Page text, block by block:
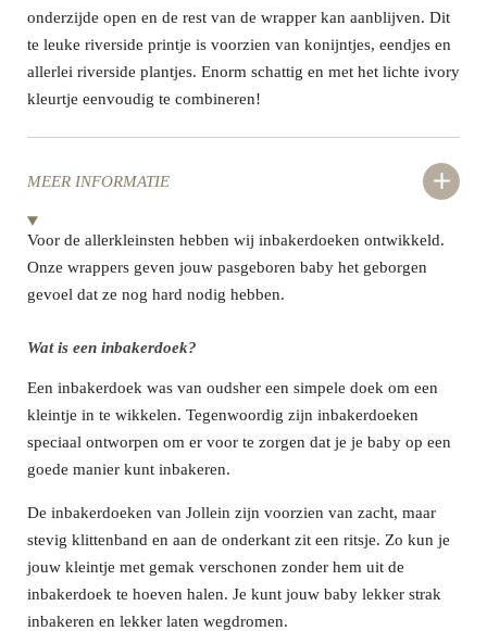
onderzijde open en de rest van de wrapper kan aanblijven. Dit
te leuke riverside printje is voorzien van konijntjes, eendjes en
allerlei riverside plantjes. Enorm schattig en met het lichte ivory
kleurtje eenvoudig te combineren!
MEER INFORMATIE
Voor de allerkleinsten hebben wij inbakerdoeken ontwikkeld.
Onze wrappers geven jouw pasgeboren baby het geborgen
gevoel dat ze nog hard nodig hebben.
Wat is een inbakerdoek?
Een inbakerdoek was van oudsher een simpele doek om een
kleintje in te wikkelen. Tegenwoordig zijn inbakerdoeken
speciaal ontworpen om er voor te zorgen dat je je baby op een
goede manier kunt inbakeren.
De inbakerdoeken van Jollein zijn voorzien van zacht, maar
stevig klittenband en aan de onderkant zit een ritsje. Zo kun je
jouw kleintje met gemak verschonen zonder hem uit de
inbakerdoek te hoeven halen. Je kunt jouw baby lekker strak
inbakeren en lekker laten wegdromen.